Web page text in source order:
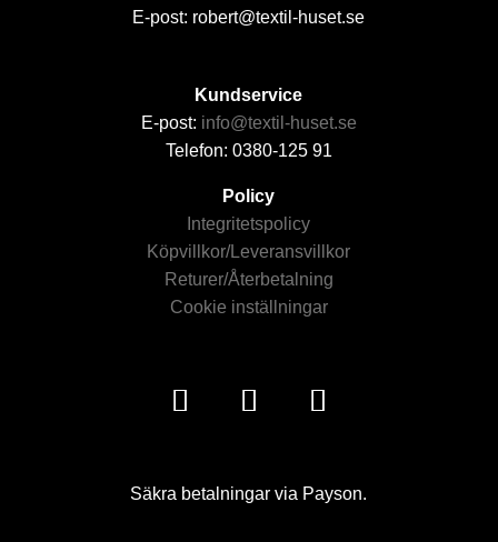
E-post: robert@textil-huset.se
Kundservice
E-post: info@textil-huset.se
Telefon: 0380-125 91
Policy
Integritetspolicy
Köpvillkor/Leveransvillkor
Returer/Återbetalning
Cookie inställningar
Säkra betalningar via Payson.